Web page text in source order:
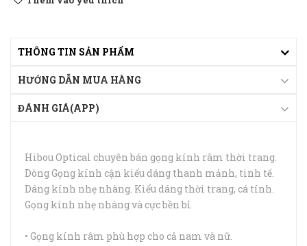
THÔNG TIN SẢN PHẨM
HƯỚNG DẪN MUA HÀNG
ĐÁNH GIÁ(APP)
Hibou Optical chuyên bán gọng kính râm thời trang.
Dòng Gọng kính cận kiểu dáng thanh mảnh, tinh tế.
Dáng kính nhẹ nhàng. Kiểu dáng thời trang, cá tính.
Gọng kính nhẹ nhàng và cực bền bỉ.
• Gọng kính râm phù hợp cho cả nam và nữ.